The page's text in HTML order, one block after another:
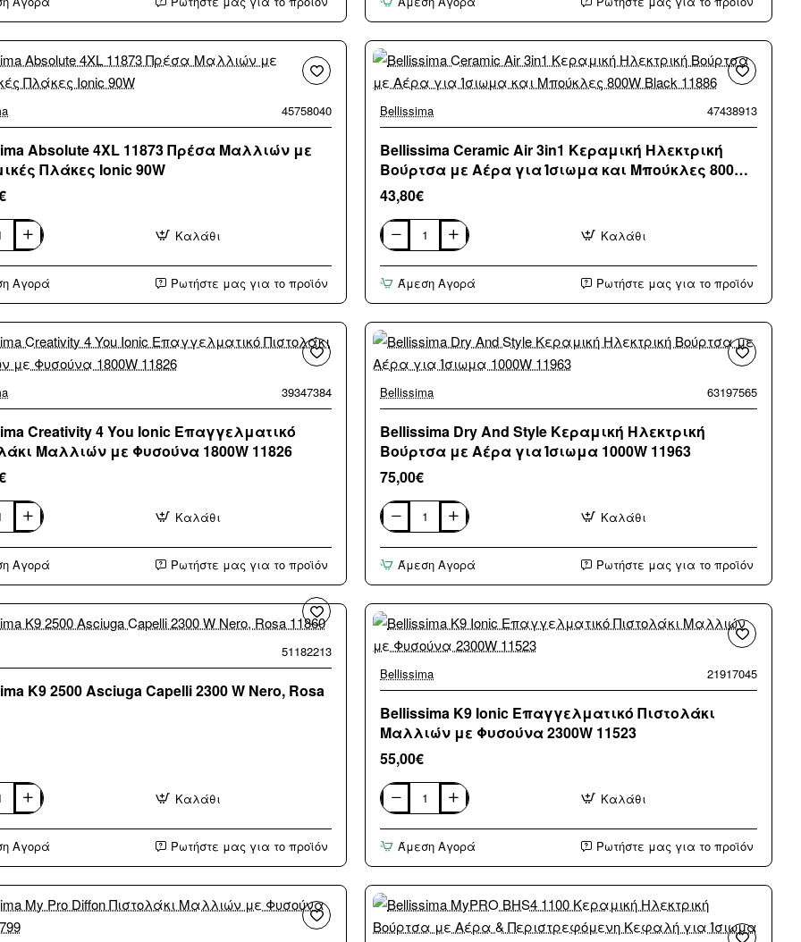
με
χρονοδιακόπτη
άτοκες
45758040
Absolute 4XL 11873 Πρέσα Μαλλιών με
Πλάκες Ionic 90W
Καλάθι
Αγορά Ρωτήστε μας για το προϊόν
Bellissima 47438913
Bellissima Ceramic Air 3in1 Κεραμική Ηλεκτρική
Βούρτσα με Αέρα για Ίσιωμα και Μπούκλες 800W
Black 11886
43,80€
Bellissima
Ceramic
Air
3in1
Βούρτσα
με
για
και
Μπούκλες
800W
Black
11886
Καλάθι
Άμεση Αγορά Ρωτήστε μας για το προϊόν
39347384
Creativity 4 You Ionic Επαγγελματικό
Μαλλιών με Φυσούνα 1800W 11826
Καλάθι
Αγορά Ρωτήστε μας για το προϊόν
Bellissima 63197565
Bellissima Dry And Style Κεραμική Ηλεκτρική
Βούρτσα με Αέρα για Ίσιωμα 1000W 11963
75,00€
Bellissima
Dry
And
Style
Βούρτσα
με
για
1000W
11963
Καλάθι
Άμεση Αγορά Ρωτήστε μας για το προϊόν
51182213
K9 2500 Asciuga Capelli 2300 W Nero, Rosa
Καλάθι
Αγορά Ρωτήστε μας για το προϊόν
Bellissima 21917045
Bellissima K9 Ionic Επαγγελματικό Πιστολάκι
Μαλλιών με Φυσούνα 2300W 11523
55,00€
Bellissima
K9
Ionic
Επαγγελματικό
με
Φυσούνα
11523
Καλάθι
Άμεση Αγορά Ρωτήστε μας για το προϊόν